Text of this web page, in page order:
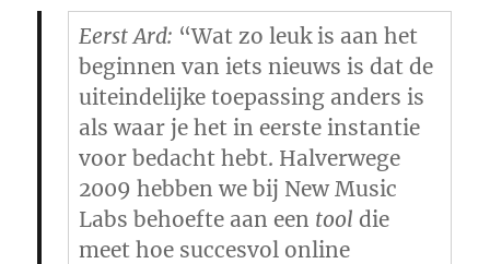
Eerst Ard: “Wat zo leuk is aan het
beginnen van iets nieuws is dat de
uiteindelijke toepassing anders is
als waar je het in eerste instantie
voor bedacht hebt. Halverwege
2009 hebben we bij New Music
Labs behoefte aan een tool die
meet hoe succesvol online